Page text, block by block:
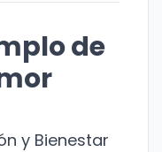
de
y Bienestar